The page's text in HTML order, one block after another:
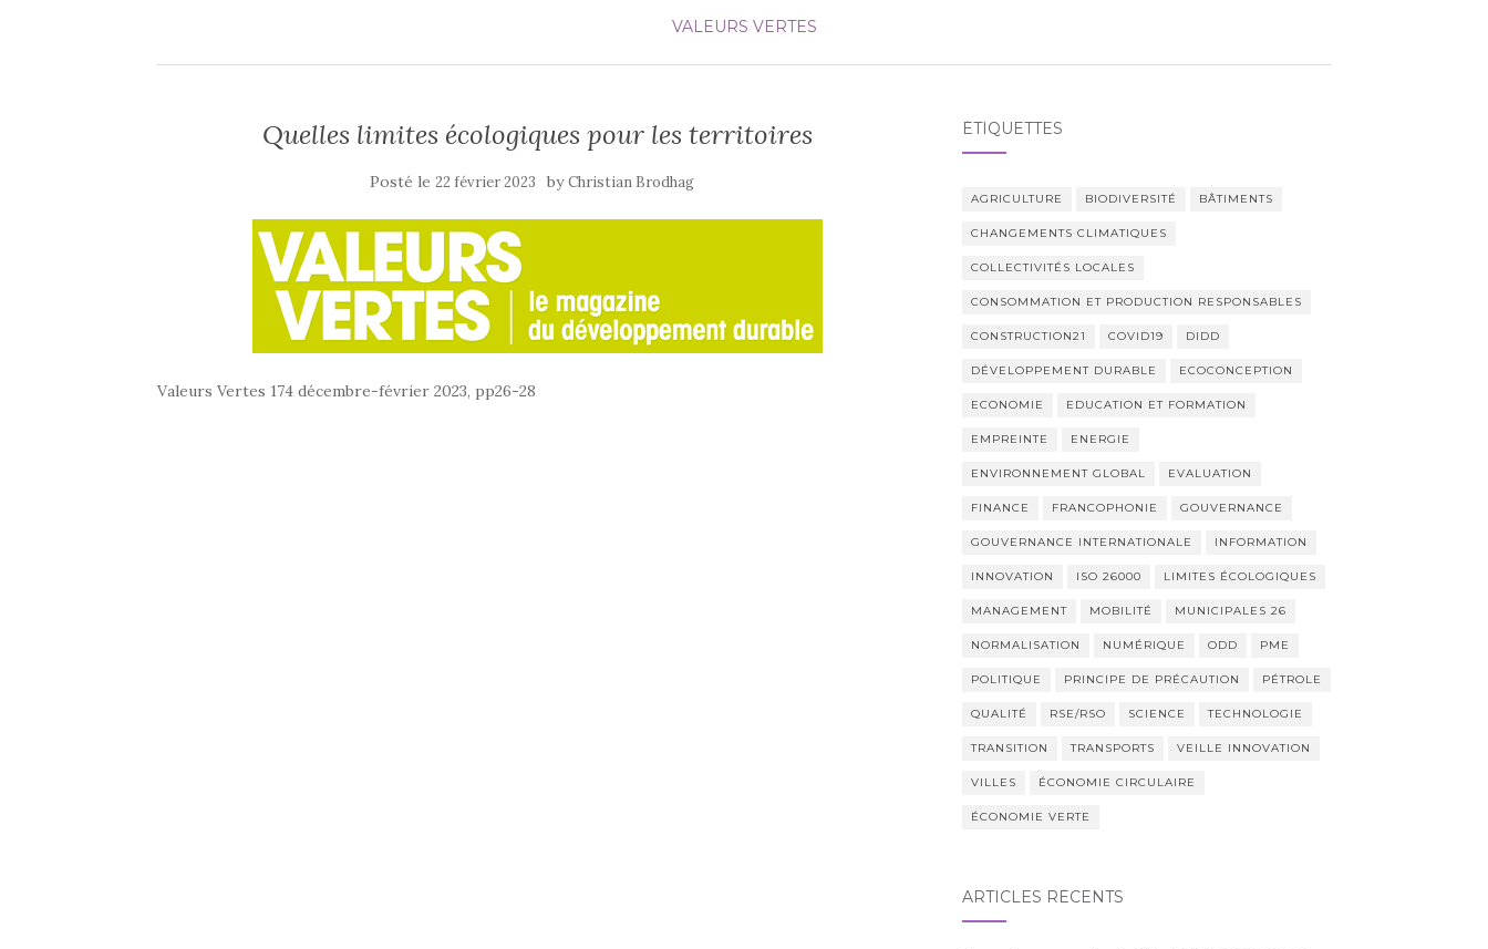
VALEURS VERTES
Quelles limites écologiques pour les territoires
Posté le 22 février 2023 byChristian Brodhag
Valeurs Vertes 174 décembre-février 2023, pp26-28
ÉTIQUETTES
AGRICULTURE BIODIVERSITÉ BÂTIMENTS
CHANGEMENTS CLIMATIQUES
COLLECTIVITÉS LOCALES
CONSOMMATION ET PRODUCTION RESPONSABLES
CONSTRUCTION21 COVID19 DIDD
DÉVELOPPEMENT DURABLE ECOCONCEPTION
ECONOMIE EDUCATION ET FORMATION
EMPREINTE ENERGIE
ENVIRONNEMENT GLOBAL EVALUATION
FINANCE FRANCOPHONIE GOUVERNANCE
GOUVERNANCE INTERNATIONALE INFORMATION
INNOVATION ISO 26000 LIMITES ÉCOLOGIQUES
MANAGEMENT MOBILITÉ MUNICIPALES 26
NORMALISATION NUMÉRIQUE ODD PME
POLITIQUE PRINCIPE DE PRÉCAUTION PÉTROLE
QUALITÉ RSE/RSO SCIENCE TECHNOLOGIE
TRANSITION TRANSPORTS VEILLE INNOVATION
VILLES ÉCONOMIE CIRCULAIRE
ÉCONOMIE VERTE
ARTICLES RÉCENTS